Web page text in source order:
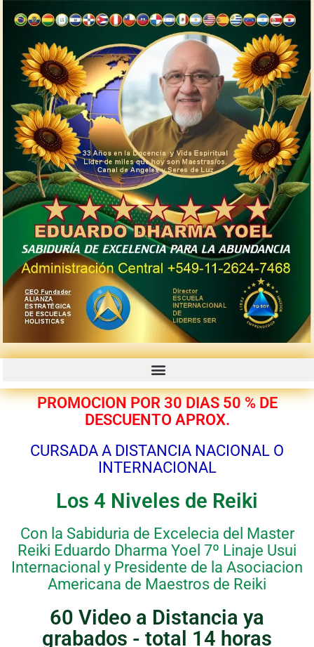
PROMOCION POR 30 DIAS 50 % DE
DESCUENTO APROX.
CURSADA A DISTANCIA NACIONAL O
INTERNACIONAL
Los 4 Niveles de Reiki
Con la Sabiduria de Excelecia del Master
Reiki Eduardo Dharma Yoel 7º Linaje Usui
Internacional y Presidente de la Asociacion
Americana de Maestros de Reiki
60 Video a Distancia ya
grabados - total 14 horas